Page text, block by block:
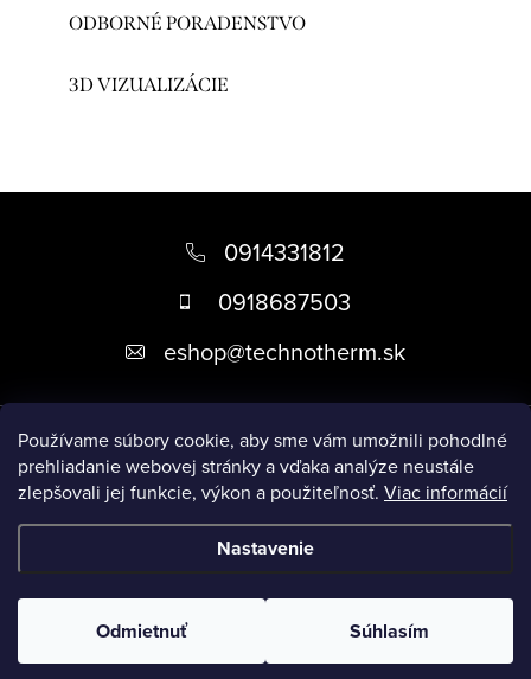
Používame súbory cookie, aby sme vám umožnili pohodlné
prehliadanie webovej stránky a vďaka analýze neustále
zlepšovali jej funkcie, výkon a použiteľnosť. Viac informácií
Nastavenie
Odmietnuť Súhlasím
ODBORNÉ PORADENSTVO
3D VIZUALIZÁCIE
i
0914331812
0918687503
eshop@technotherm.sk
Informácie
Prijímame online platby
Upraviť nastavenie cookies